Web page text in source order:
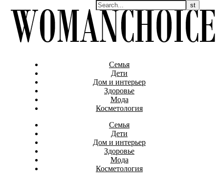
Семья
Дети
Дом и интерьер
Здоровье
Мода
Косметология
Семья
Дети
Дом и интерьер
Здоровье
Мода
Косметология